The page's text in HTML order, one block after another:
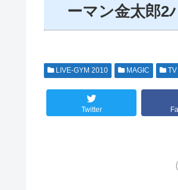
ーマン金太郎2
LIVE-GYM 2010 MAGIC TV
Twitter